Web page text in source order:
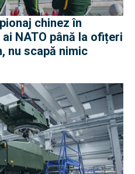
chinez în
NATO până la ofițeri
nu scapă nimic